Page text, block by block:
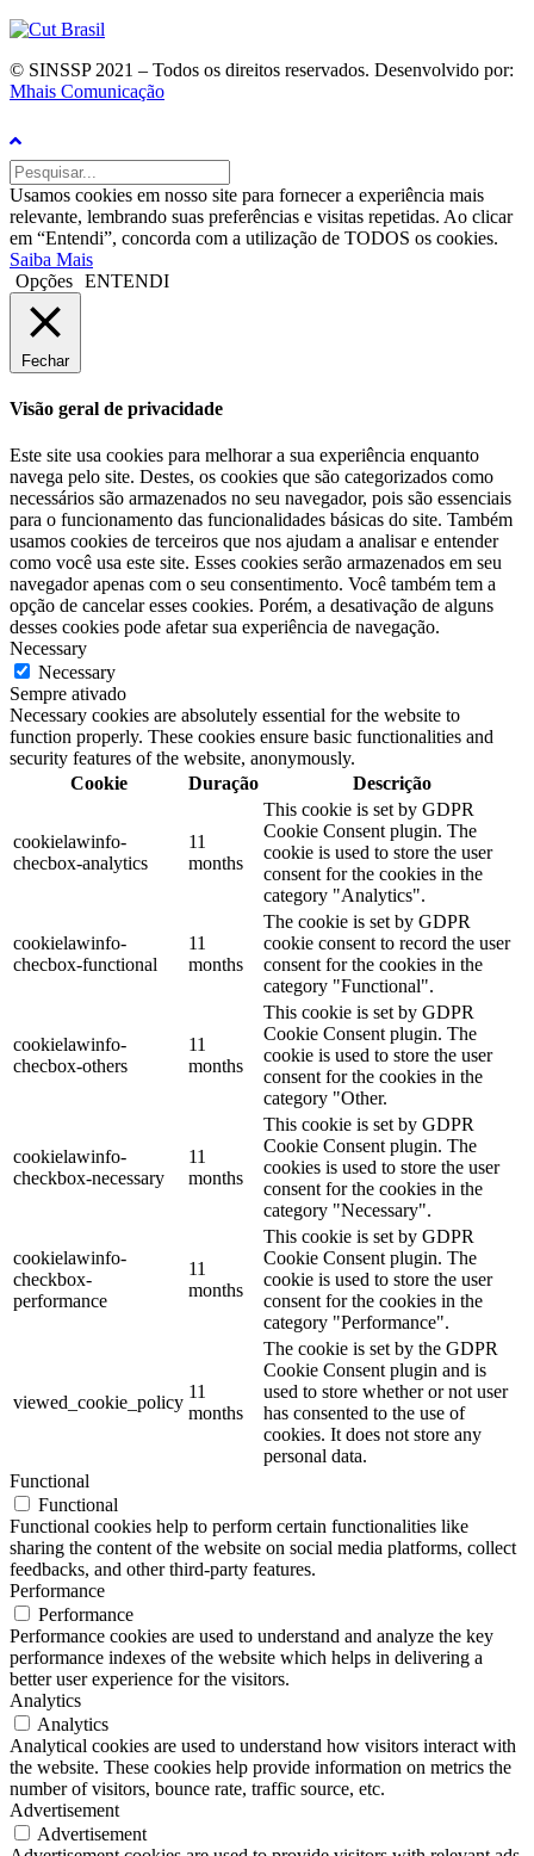
© SINSSP 2021 – Todos os direitos reservados. Desenvolvido por:
Mhais Comunicação
Usamos cookies em nosso site para fornecer a experiência mais
relevante, lembrando suas preferências e visitas repetidas. Ao clicar
em “Entendi”, concorda com a utilização de TODOS os cookies.
Saiba Mais
Opções ENTENDI
Fechar
Visão geral de privacidade
Este site usa cookies para melhorar a sua experiência enquanto
navega pelo site. Destes, os cookies que são categorizados como
necessários são armazenados no seu navegador, pois são essenciais
para o funcionamento das funcionalidades básicas do site. Também
usamos cookies de terceiros que nos ajudam a analisar e entender
como você usa este site. Esses cookies serão armazenados em seu
navegador apenas com o seu consentimento. Você também tem a
opção de cancelar esses cookies. Porém, a desativação de alguns
desses cookies pode afetar sua experiência de navegação.
Necessary
Necessary
Sempre ativado
Necessary cookies are absolutely essential for the website to
function properly. These cookies ensure basic functionalities and
security features of the website, anonymously.
Cookie
Duração Descrição
cookielawinfo-
checbox-analytics
11
months
This cookie is set by GDPR
Cookie Consent plugin. The
cookie is used to store the user
consent for the cookies in the
category "Analytics".
cookielawinfo-
checbox-functional
11
months
The cookie is set by GDPR
cookie consent to record the user
consent for the cookies in the
category "Functional".
cookielawinfo-
checbox-others
11
months
This cookie is set by GDPR
Cookie Consent plugin. The
cookie is used to store the user
consent for the cookies in the
category "Other.
cookielawinfo-
checkbox-necessary
11
months
This cookie is set by GDPR
Cookie Consent plugin. The
cookies is used to store the user
consent for the cookies in the
category "Necessary".
cookielawinfo-
checkbox-
performance
11
months
This cookie is set by GDPR
Cookie Consent plugin. The
cookie is used to store the user
consent for the cookies in the
category "Performance".
viewed_cookie_policy
11
months
The cookie is set by the GDPR
Cookie Consent plugin and is
used to store whether or not user
has consented to the use of
cookies. It does not store any
personal data.
Functional
Functional
Functional cookies help to perform certain functionalities like
sharing the content of the website on social media platforms, collect
feedbacks, and other third-party features.
Performance
Performance
Performance cookies are used to understand and analyze the key
performance indexes of the website which helps in delivering a
better user experience for the visitors.
Analytics
Analytics
Analytical cookies are used to understand how visitors interact with
the website. These cookies help provide information on metrics the
number of visitors, bounce rate, traffic source, etc.
Advertisement
Advertisement